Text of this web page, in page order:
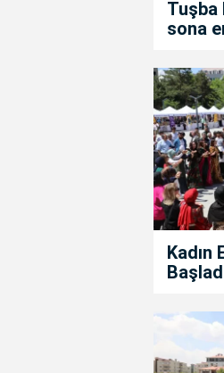
Tuşba
sona
Kadın